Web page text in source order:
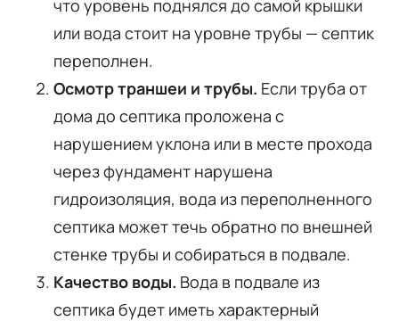
что уровень поднялся до самой крышки
или вода стоит на уровне трубы — септик
переполнен.
Осмотр траншеи и трубы. Если труба от
дома до септика проложена с
нарушением уклона или в месте прохода
через фундамент нарушена
гидроизоляция, вода из переполненного
септика может течь обратно по внешней
стенке трубы и собираться в подвале.
Качество воды. Вода в подвале из
септика будет иметь характерный